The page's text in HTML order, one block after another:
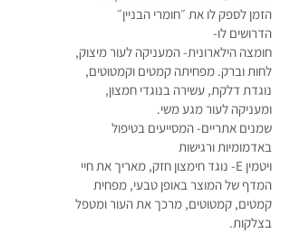
הזמן לספק לו את ״חומרי הבניין״
הדרושים לו-
חומצה הילארונית- המעניקה לעור מיצוק,
לחות וברק. מפחיתה קמטים וקמטוטים,
נוגדת דלקת, עשירה בנוגדי חמצון,
ומעניקה לעור מגע משי.
שמנים אתריים- המסייעים בטיפול
באדמומיות ורגישות
ויטמין E- נוגד חימצון חזק, מאריך את חיי
המדף של המוצר באופן טבעי, מפחית
קמטים, קמטוטים, מרכך את העור ומטפל
בצלקות.